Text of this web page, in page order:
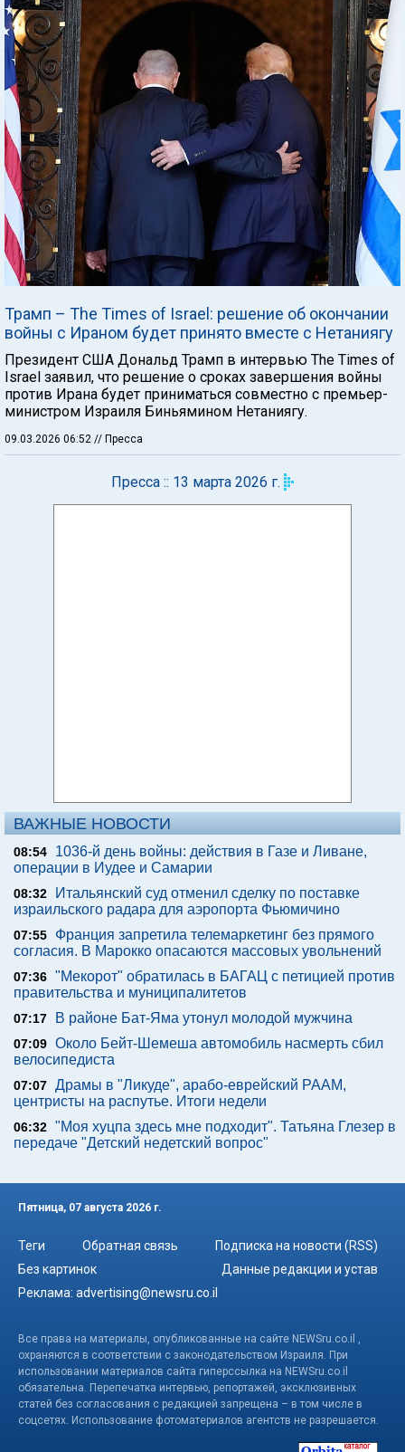
Трамп – The Times of Israel: решение об окончании
войны с Ираном будет принято вместе с Нетаниягу
Президент США Дональд Трамп в интервью The Times of
Israel заявил, что решение о сроках завершения войны
против Ирана будет приниматься совместно с премьер-
министром Израиля Биньямином Нетаниягу.
09.03.2026 06:52 // Пресса
Пресса :: 13 марта 2026 г.
ВАЖНЫЕ НОВОСТИ
08:54
1036-й день войны: действия в Газе и Ливане,
операции в Иудее и Самарии
08:32
Итальянский суд отменил сделку по поставке
израильского радара для аэропорта Фьюмичино
07:55
Франция запретила телемаркетинг без прямого
согласия. В Марокко опасаются массовых увольнений
07:36 "Мекорот" обратилась в БАГАЦ с петицией против
правительства и муниципалитетов
07:17 В районе Бат-Яма утонул молодой мужчина
07:09 Около Бейт-Шемеша автомобиль насмерть сбил
велосипедиста
07:07 Драмы в "Ликуде", арабо-еврейский РААМ,
центристы на распутье. Итоги недели
06:32 "Моя хуцпа здесь мне подходит". Татьяна Глезер в
передаче "Детский недетский вопрос"
Пятница, 07 августа 2026 г.
Теги Обратная связь
Подписка на новости (RSS)
Без картинок
Данные редакции и устав
Реклама: advertising@newsru.co.il
Все права на материалы, опубликованные на сайте NEWSru.co.il ,
охраняются в соответствии с законодательством Израиля. При
использовании материалов сайта гиперссылка на NEWSru.co.il
обязательна. Перепечатка интервью, репортажей, эксклюзивных
статей без согласования с редакцией запрещена – в том числе в
соцсетях. Использование фотоматериалов агентств не разрешается.